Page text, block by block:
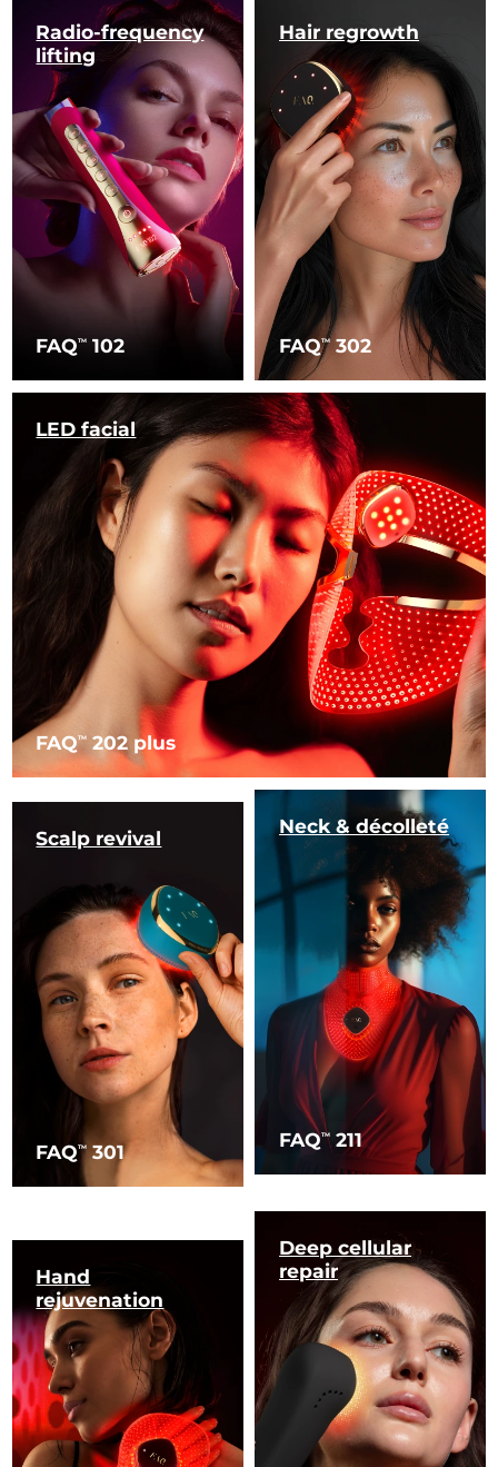
FAQTM 102
Radio-frequency
lifting
FAQTM302
Hair regrowth
FAQTM 202 plus
LED facial
FAQTM 301
Scalp revival
FAQTM 211
Neck & décolleté
Hand
rejuvenation
Deep cellular
repair